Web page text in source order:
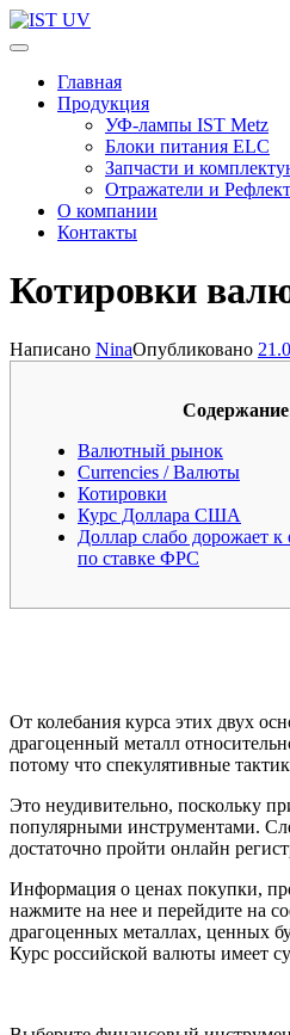
Перейти
к
(нажмите
Enter)
Главная
Продукция
УФ-лампы IST Metz
Блоки питания ELC
Запчасти и
Отражатели и
О компании
Контакты
Котировки
Написано NinaОпубликовано
Валютный рынок
Currencies / Валюты
Котировки
Курс Доллара США
Доллар слабо дорожает
по ставке ФРС
От колебания курса этих двух
драгоценный металл
потому что спекулятивные
Это неудивительно, поскольку
популярными инструментами.
достаточно пройти онлайн
Информация о ценах покупки,
нажмите на нее и перейдите на
драгоценных металлах, ценных
Курс российской валюты имеет